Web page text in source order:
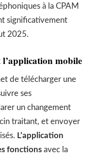
à la CPAM
significativement
2025.
mobile
de télécharger une
ses
un changement
traitant, et envoyer
L’application
fonctions avec la